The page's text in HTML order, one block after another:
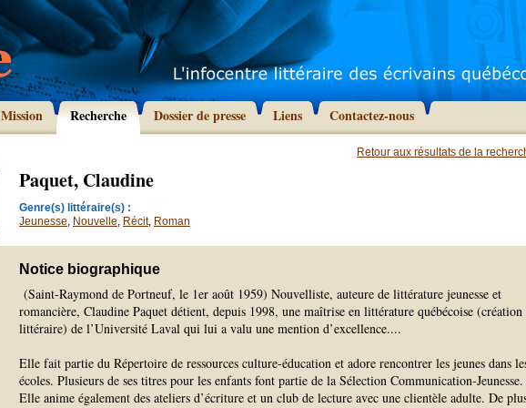
Mission Recherche Dossier de presse Liens Contactez-nous
Retour aux résultats de la
Paquet, Claudine
Genre(s) littéraire(s) :
Jeunesse, Nouvelle, Récit, Roman
Notice biographique
(Saint-Raymond de Portneuf, le 1er août 1959) Nouvelliste, auteure de littérature jeunesse et
romancière, Claudine Paquet détient, depuis 1998, une maîtrise en littérature québécoise (création
littéraire) de l’Université Laval qui lui a valu une mention d’excellence....
Elle fait partie du Répertoire de ressources culture-éducation et adore rencontrer les jeunes dans
écoles. Plusieurs de ses titres pour les enfants font partie de la Sélection Communication-Jeunesse.
Elle anime également des ateliers d’écriture et un club de lecture avec une clientèle adulte. De